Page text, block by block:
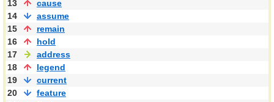
13
cause
14
assume
15
remain
16
hold
17
address
18
legend
19
current
20
feature